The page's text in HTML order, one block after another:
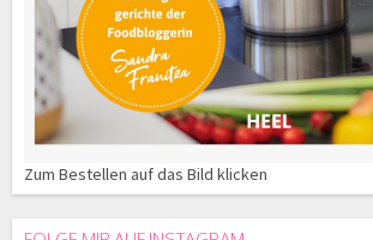
Zum Bestellen auf das Bild klicken